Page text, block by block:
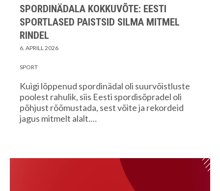
SPORDINÄDALA KOKKUVÕTE: EESTI
SPORTLASED PAISTSID SILMA MITMEL
RINDEL
6. APRILL 2026
SPORT
Kuigi lõppenud spordinädal oli suurvõistluste
poolest rahulik, siis Eesti spordisõpradel oli
põhjust rõõmustada, sest võite ja rekordeid
jagus mitmelt alalt.…